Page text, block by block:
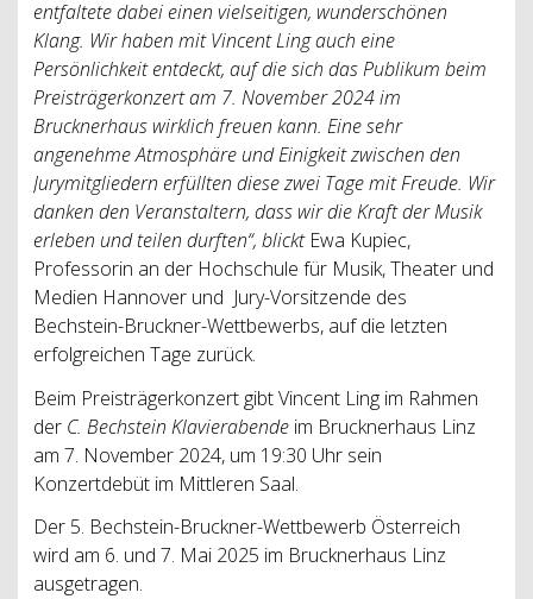
entfaltete dabei einen vielseitigen, wunderschönen
Klang. Wir haben mit Vincent Ling auch eine
Persönlichkeit entdeckt, auf die sich das Publikum beim
Preisträgerkonzert am 7. November 2024 im
Brucknerhaus wirklich freuen kann. Eine sehr
angenehme Atmosphäre und Einigkeit zwischen den
Jurymitgliedern erfüllten diese zwei Tage mit Freude. Wir
danken den Veranstaltern, dass wir die Kraft der Musik
erleben und teilen durften“, blickt Ewa Kupiec,
Professorin an der Hochschule für Musik, Theater und
Medien Hannover und Jury-Vorsitzende des
Bechstein-Bruckner-Wettbewerbs, auf die letzten
erfolgreichen Tage zurück.
Beim Preisträgerkonzert gibt Vincent Ling im Rahmen
der C. Bechstein Klavierabende im Brucknerhaus Linz
am 7. November 2024, um 19:30 Uhr sein
Konzertdebüt im Mittleren Saal.
Der 5. Bechstein-Bruckner-Wettbewerb Österreich
wird am 6. und 7. Mai 2025 im Brucknerhaus Linz
ausgetragen.